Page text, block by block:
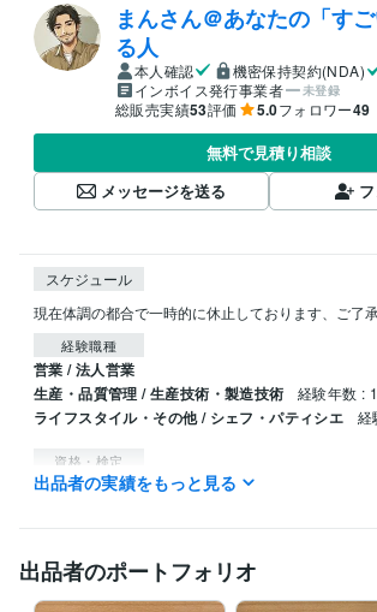
まんさん＠あなたの「す
る人
本人確認
機密保持契約(NDA)
インボイス発行事業者
未登録
総販売実績53評価 5.0フォロワー49
無料で見積り相談
メッセージを送る
スケジュール
現在体調の都合で一時的に休止しております、ご了承
経験職種
営業 / 法人営業
生産・品質管理 / 生産技術・製造技術
経験年数 :
ライフスタイル・その他 / シェフ・パティシエ 経
資格・検定
ホームヘルパー2級 取得年 : 1999年
上級心理カウンセラー 取得年 : 2024年
得意分野
悩み相談・カウンセリング 傾聴、共感、人を褒
出品者の実績をもっと見る
出品者のポートフォリオ